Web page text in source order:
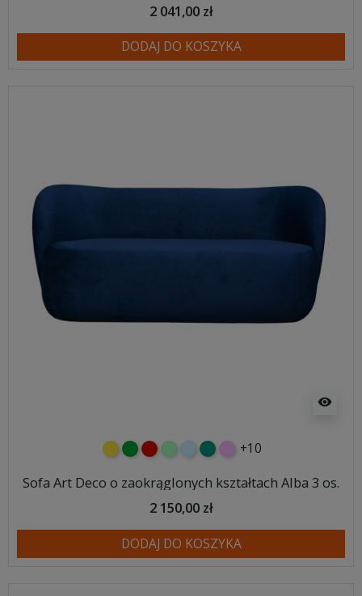
2 041,00 zł
DODAJ DO KOSZYKA
visibility
żółtyzielonyczerwony
miętowybłękitnyturkusowy
różowy
+10
Sofa Art Deco o zaokrąglonych kształtach Alba 3 os.
2 150,00 zł
DODAJ DO KOSZYKA